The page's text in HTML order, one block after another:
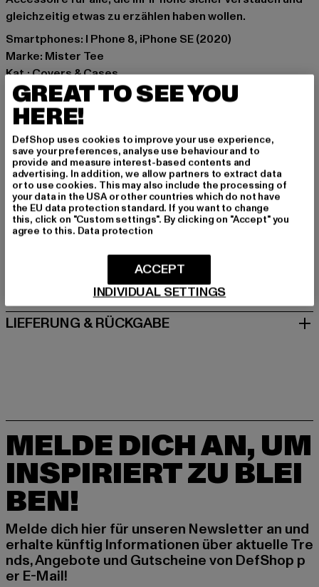
gleichzeitig etwas zu erzählen haben wollen.
Smartphones: I Phone 8, iPhone SE (2020)
Marke: Mister Tee
Kat.: Covers & Cases
Farbe: schwarz
Hersteller Farbe: black
Materialzusammensetzung: 100% Silikon
Art.Nr: MT2064-00007
Hersteller: TB International GmbH |info@tbint.de
Dr.-Robert-Murjahn-Straße 7 | 64372 Ober-Ramstadt |
DE
GRÖSSE & PASSFORM
PFLEGEHINWEISE
LIEFERUNG & RÜCKGABE
MELDE DICH AN, UM
INSPIRIERT ZU BLEI
BEN!
Melde dich hier für unseren Newsletter an und
erhalte künftig Informationen über aktuelle Tre
nds, Angebote und Gutscheine von DefShop p
er E-Mail!
GREAT TO SEE YOU
HERE!
DefShop uses cookies to improve your use experience,
save your preferences, analyse use behaviour and to
provide and measure interest-based contents and
advertising. In addition, we allow partners to extract data
or to use cookies. This may also include the processing of
your data in the USA or other countries which do not have
the EU data protection standard. If you want to change
this, click on "Custom settings". By clicking on "Accept" you
agree to this. Data protection
INDIVIDUAL SETTINGS
ACCEPT